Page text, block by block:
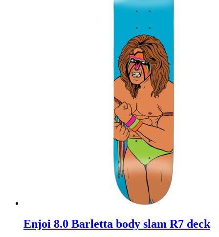
Enjoi 8.0 Barletta body slam R7 deck